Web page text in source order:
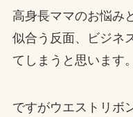
高身長ママのお悩み
似合う反面、ビジネ
てしまうと思います。
ですがウエストリボ